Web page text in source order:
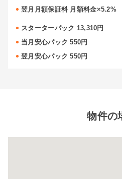
8帖タ
翌月月額保証料 月額料金×5.2%
スターターパック 13,310円
当月安心パック 550円
翌月安心パック 550円
物件の